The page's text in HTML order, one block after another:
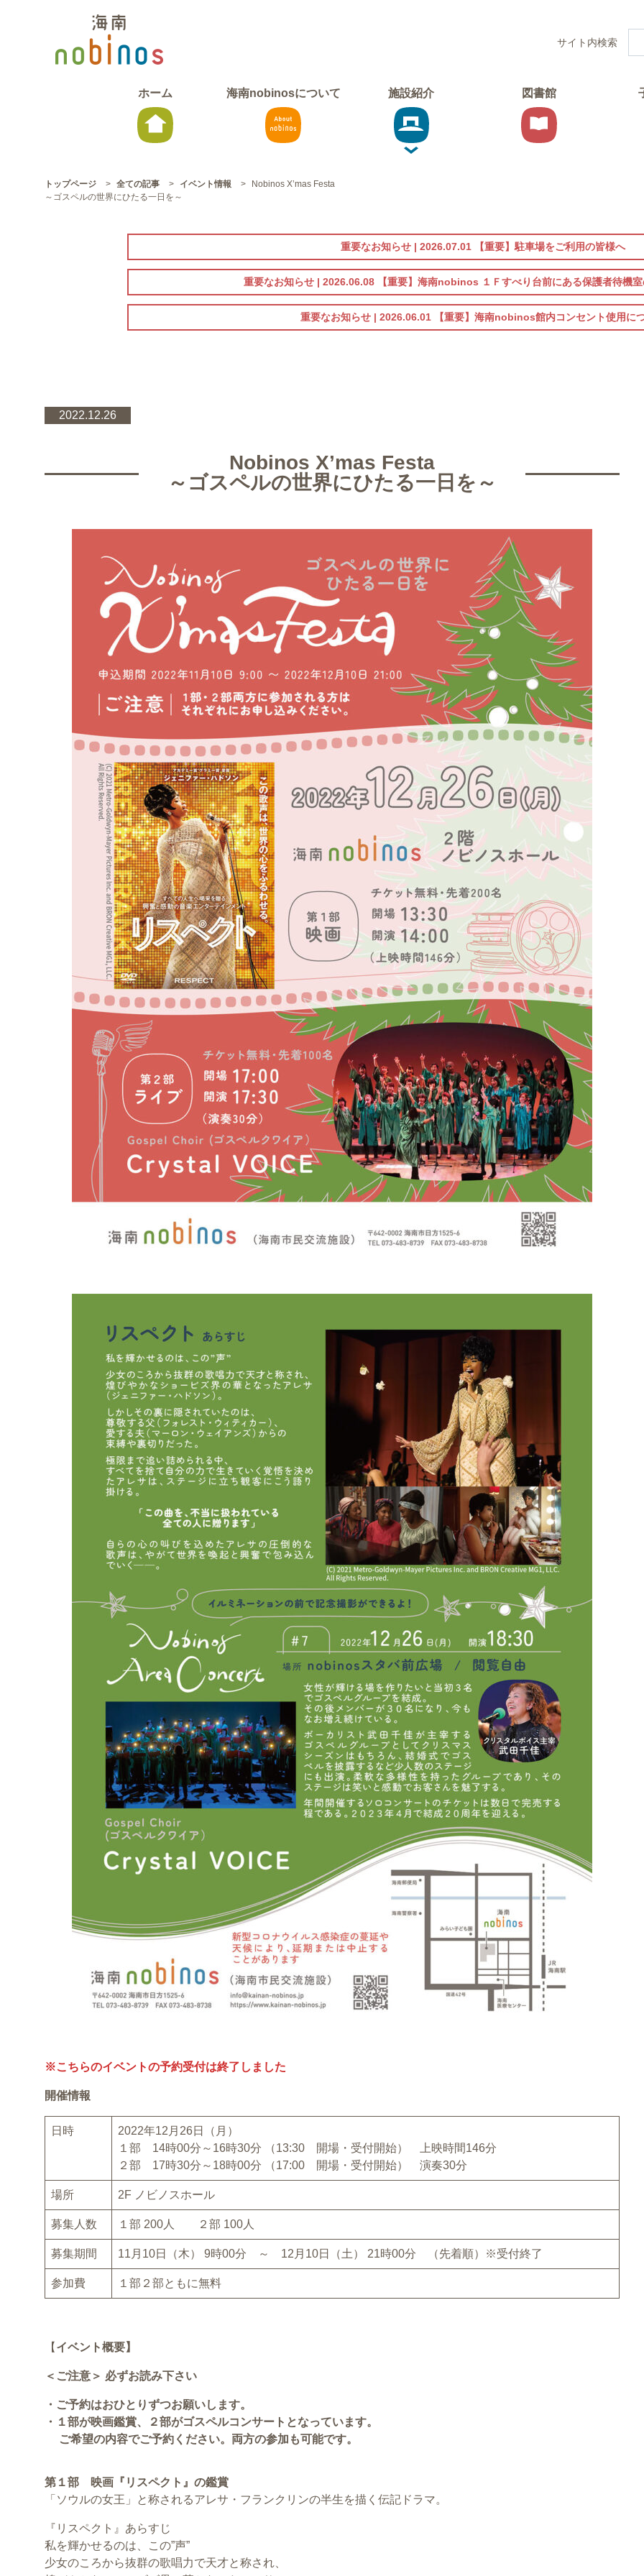
サイト内検索
ホーム 海南nobinosについて 施設紹介 図書館
トップページ > 全ての記事 > イベント情報 >
Nobinos X’mas Festa
～ゴスペルの世界にひたる一日を～
重要なお知らせ | 2026.07.01 【重要】駐車場をご利用の皆様へ
重要なお知らせ | 2026.06.08【重要】海南nobinos １Ｆすべり台前にある保護者待機室
重要なお知らせ | 2026.06.01【重要】海南nobinos館内コンセント使用に
2022.12.26
Nobinos X’mas Festa
～ゴスペルの世界にひたる一日を～
※こちらのイベントの予約受付は終了しました
開催情報
日時
2022年12月26日（月）
１部 14時00分～16時30分 （13:30 開場・受付開始） 上映時間146分
２部 17時30分～18時00分 （17:00 開場・受付開始） 演奏30分
場所 2F ノビノスホール
募集人数 １部 200人 ２部 100人
募集期間 11月10日（木） 9時00分 ～ 12月10日（土） 21時00分 （先着順）※受付終了
参加費 １部２部ともに無料
【 イベント概要】
＜ご注意＞ 必ずお読み下さい
・ご予約はおひとりずつお願いします。
・１部が映画鑑賞、２部がゴスペルコンサートとなっています。
ご希望の内容でご予約ください。両方の参加も可能です。
第１部 映画『リスペクト』の鑑賞
「ソウルの女王」と称されるアレサ・フランクリンの半生を描く伝記ドラマ。
『リスペクト』あらすじ
私を輝かせるのは、この”声”
少女のころから抜群の歌唱力で天才と称され、